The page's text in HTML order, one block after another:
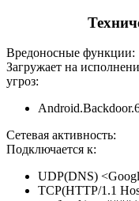
Вредоносные функции:
Загружает на
угроз:
Сетевая активность:
Подключается к:
UDP(DNS)
TCP(HTTP/1.1